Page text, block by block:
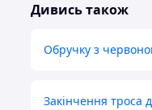
Дивись також
Обручку з
Закінчення троса